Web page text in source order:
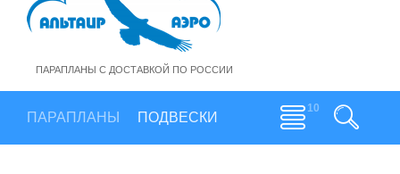
ПАРАПЛАНЫ С ДОСТАВКОЙ ПО РОССИИ
ПАРАПЛАНЫ ПОДВЕСКИ